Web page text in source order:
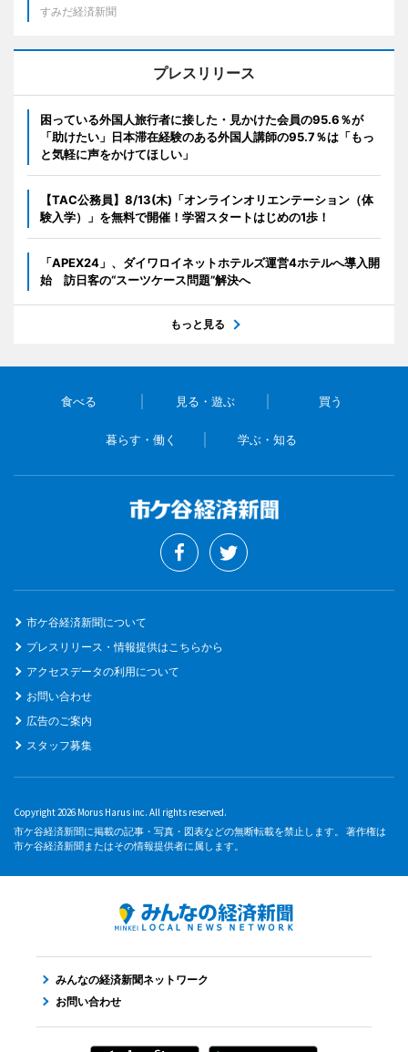
すみだ経済新聞
プレスリリース
困っている外国人旅行者に接した・見かけた会員の95.6％が
「助けたい」日本滞在経験のある外国人講師の95.7％は「もっ
と気軽に声をかけてほしい」
【TAC公務員】8/13(木)「オンラインオリエンテーション（体
験入学）」を無料で開催！学習スタートはじめの1歩！
「APEX24」、ダイワロイネットホテルズ運営4ホテルへ導入開
始 訪日客の“スーツケース問題”解決へ
もっと見る
食べる 見る・遊ぶ 買う
暮らす・働く 学ぶ・知る
市ケ谷経済新聞について
プレスリリース・情報提供はこちらから
アクセスデータの利用について
お問い合わせ
広告のご案内
スタッフ募集
Copyright 2026 Morus Harus inc. All rights reserved.
市ケ谷経済新聞に掲載の記事・写真・図表などの無断転載を禁止します。 著作権は
市ケ谷経済新聞またはその情報提供者に属します。
みんなの経済新聞ネットワーク
お問い合わせ